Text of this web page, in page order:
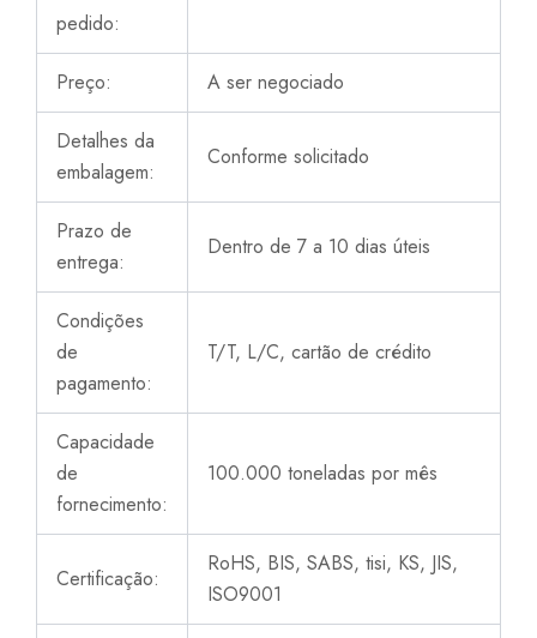
pedido:
Preço: A ser negociado
Detalhes da
embalagem:
Conforme solicitado
Prazo de
entrega:
Dentro de 7 a 10 dias úteis
Condições
de
pagamento:
T/T, L/C, cartão de crédito
Capacidade
de
fornecimento:
100.000 toneladas por mês
Certificação:
RoHS, BIS, SABS, tisi, KS, JIS,
ISO9001